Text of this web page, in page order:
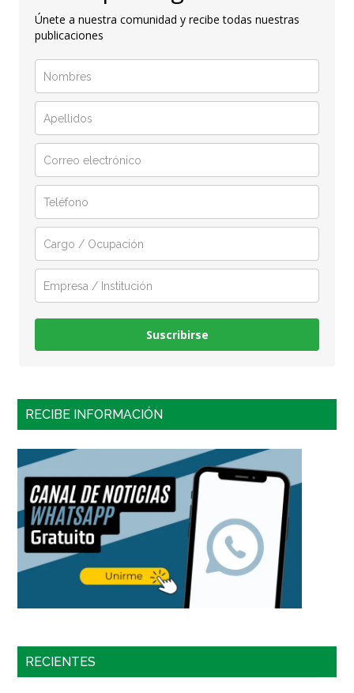
Únete a nuestra comunidad y recibe todas nuestras
publicaciones
Suscribirse
RECIBE INFORMACIÓN
RECIENTES